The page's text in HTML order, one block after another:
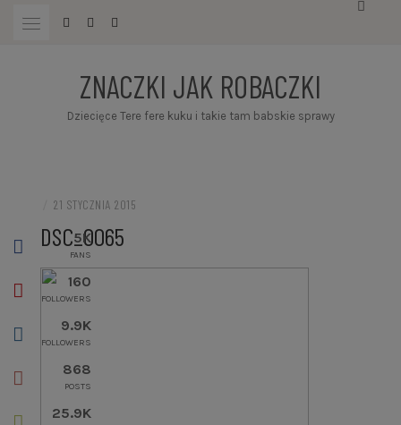
ZNACZKI JAK ROBACZKI
Dziecięce Tere fere kuku i takie tam babskie sprawy
21 STYCZNIA 2015
DSC_0065
5K
FANS
160
FOLLOWERS
9.9K
FOLLOWERS
868
POSTS
25.9K